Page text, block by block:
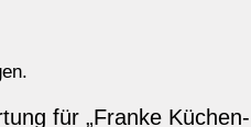
für „Franke Küchen-